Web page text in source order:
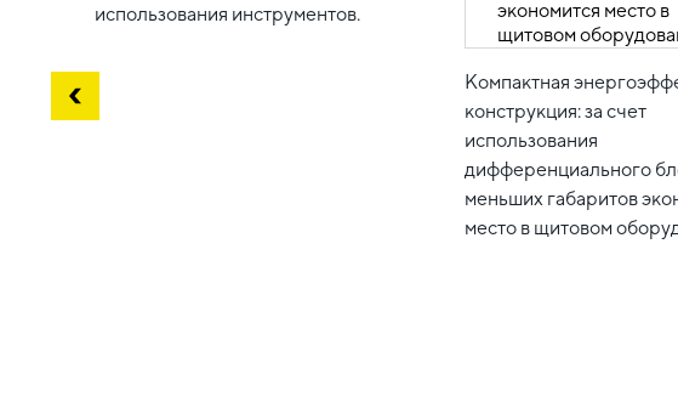
использования инструментов.
Компактная
конструкция: за счет
использования
дифференциального
меньших габаритов
место в щитовом